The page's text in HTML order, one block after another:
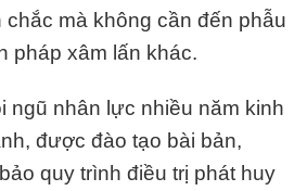
chắc mà không cần đến phẫu
pháp xâm lấn khác.
ngũ nhân lực nhiều năm kinh
được đào tạo bài bản,
quy trình điều trị phát huy